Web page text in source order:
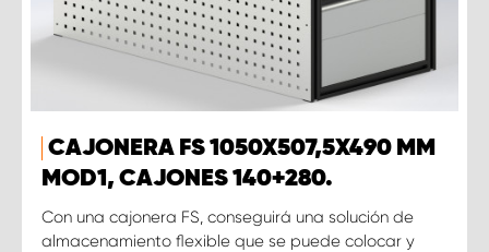
CAJONERA FS 1050X507,5X490 MM
MOD1, CAJONES 140+280.
Con una cajonera FS, conseguirá una solución de
almacenamiento flexible que se puede colocar y